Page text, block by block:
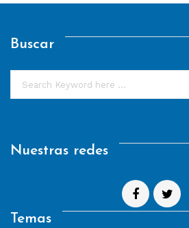
Buscar
Nuestras redes
Temas